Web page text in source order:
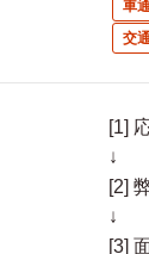
車
交
[1]
↓
[2]
↓
[3]